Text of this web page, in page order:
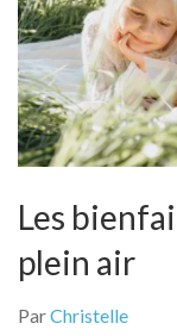
Les
plein air
ParChristelle